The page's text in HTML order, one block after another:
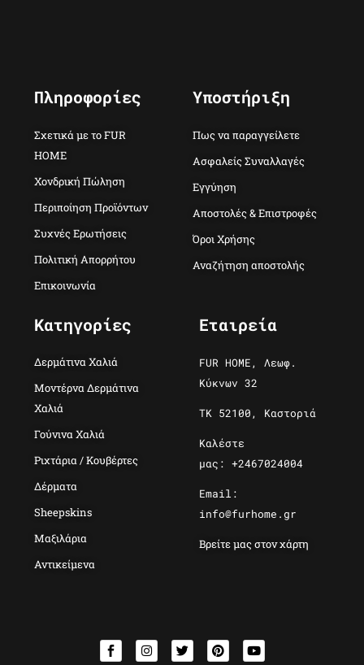
Πληροφορίες
Σχετικά με το FUR
HOME
Χονδρική Πώληση
Περιποίηση Προϊόντων
Συχνές Ερωτήσεις
Πολιτική Απορρήτου
Επικοινωνία
Υποστήριξη
Πως να παραγγείλετε
Ασφαλείς Συναλλαγές
Εγγύηση
Αποστολές & Επιστροφές
Όροι Χρήσης
Αναζήτηση αποστολής
Κατηγορίες
Δερμάτινα Χαλιά
Μοντέρνα Δερμάτινα
Χαλιά
Γούνινα Χαλιά
Ριχτάρια / Κουβέρτες
Δέρματα
Sheepskins
Μαξιλάρια
Αντικείμενα
Εταιρεία
FUR HOME, Λεωφ.
Κύκνων 32
ΤΚ 52100, Καστοριά
Καλέστε
μας: +2467024004
Email:
info@furhome.gr
Βρείτε μας στον χάρτη